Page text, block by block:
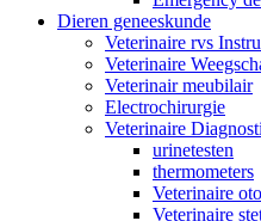
Dieren geneeskunde
Veterinaire rvs
Veterinaire
Veterinair meubilair
Electrochirurgie
Veterinaire
urinetesten
thermometers
Veterinaire
Veterinaire